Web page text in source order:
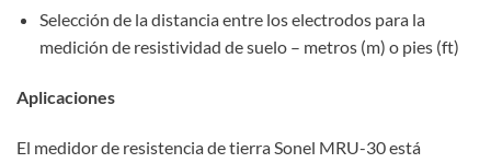
Selección de la distancia entre los electrodos para la
medición de resistividad de suelo – metros (m) o pies (ft)
Aplicaciones
El medidor de resistencia de tierra Sonel MRU-30 está